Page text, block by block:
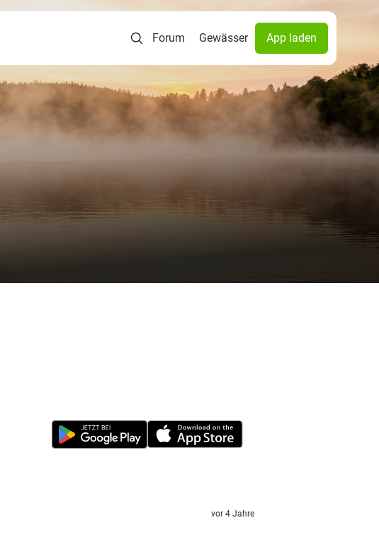
Forum Gewässer App laden
vor 4 Jahre